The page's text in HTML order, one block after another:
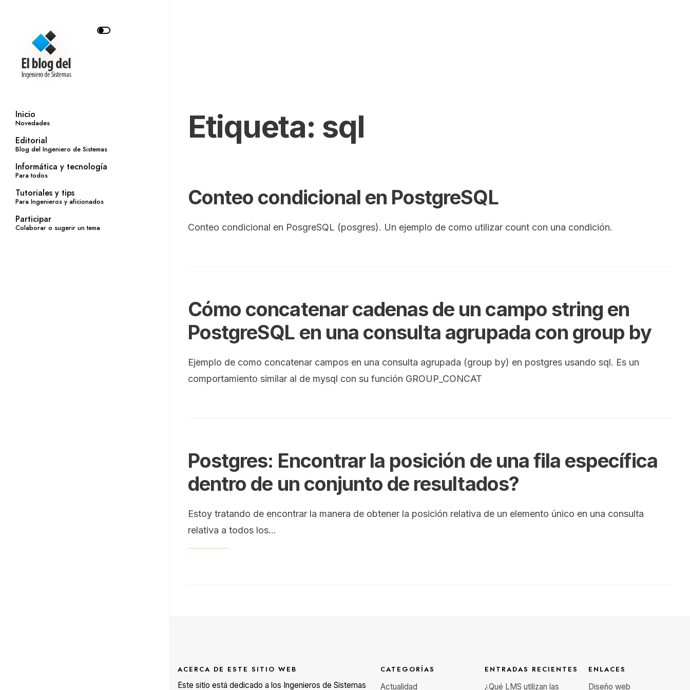
Inicio
Novedades
Editorial
Blog del Ingeniero de Sistemas
Informática y tecnología
Para todos
Tutoriales y tips
Para Ingenieros y aficionados
Participar
Colaborar o sugerir un tema
Etiqueta: sql
Conteo condicional en PostgreSQL
Conteo condicional en PosgreSQL (posgres). Un ejemplo de como utilizar count con una condición.
Cómo concatenar cadenas de un campo string en
PostgreSQL en una consulta agrupada con group by
Ejemplo de como concatenar campos en una consulta agrupada (group by) en postgres usando sql. Es un
comportamiento similar al de mysql con su función GROUP_CONCAT
Postgres: Encontrar la posición de una fila específica
dentro de un conjunto de resultados?
Estoy tratando de encontrar la manera de obtener la posición relativa de un elemento único en una consulta
relativa a todos los...
ACERCA DE ESTE SITIO WEB
Este sitio está dedicado a los Ingenieros de Sistemas
CATEGORÍAS
Actualidad
ENTRADAS RECIENTES
¿Qué LMS utilizan las
ENLACES
Diseño web